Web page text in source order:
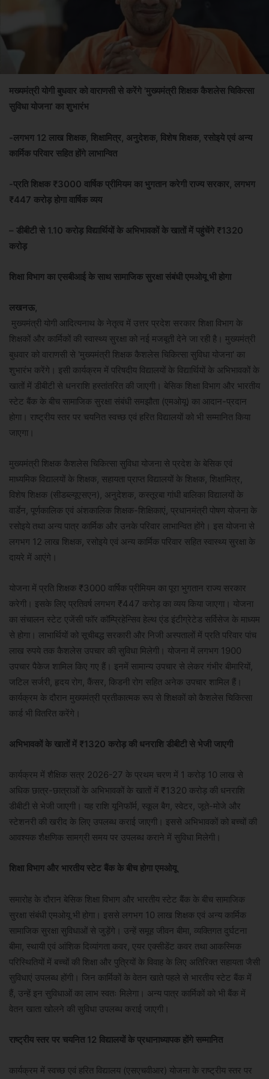
मख्यमंत्री योगी बुधवार को वाराणसी से करेंगे 'मुख्यमंत्री शिक्षक कैशलेस चिकित्सा
सुविधा योजना' का शुभारंभ
-लगभग 12 लाख शिक्षक, शिक्षामित्र, अनुदेशक, विशेष शिक्षक, रसोइये एवं अन्य
कार्मिक परिवार सहित होंगे लाभान्वित
-प्रति शिक्षक ₹3000 वार्षिक प्रीमियम का भुगतान करेगी राज्य सरकार, लगभग
₹447 करोड़ होगा वार्षिक व्यय
– डीबीटी से 1.10 करोड़ विद्यार्थियों के अभिभावकों के खातों में पहुंचेंगे ₹1320
करोड़
शिक्षा विभाग का एसबीआई के साथ सामाजिक सुरक्षा संबंधी एमओयू भी होगा
लखनऊ,
मुख्यमंत्री योगी आदित्यनाथ के नेतृत्व में उत्तर प्रदेश सरकार शिक्षा विभाग के
शिक्षकों और कार्मिकों की स्वास्थ्य सुरक्षा को नई मजबूती देने जा रही है। मुख्यमंत्री
बुधवार को वाराणसी से 'मुख्यमंत्री शिक्षक कैशलेस चिकित्सा सुविधा योजना' का
शुभारंभ करेंगे। इसी कार्यक्रम में परिषदीय विद्यालयों के विद्यार्थियों के अभिभावकों के
खातों में डीबीटी से धनराशि हस्तांतरित की जाएगी। बेसिक शिक्षा विभाग और भारतीय
स्टेट बैंक के बीच सामाजिक सुरक्षा संबंधी समझौता (एमओयू) का आदान-प्रदान
होगा। राष्ट्रीय स्तर पर चयनित स्वच्छ एवं हरित विद्यालयों को भी सम्मानित किया
जाएगा।
मुख्यमंत्री शिक्षक कैशलेस चिकित्सा सुविधा योजना से प्रदेश के बेसिक एवं
माध्यमिक विद्यालयों के शिक्षक, सहायता प्राप्त विद्यालयों के शिक्षक, शिक्षामित्र,
विशेष शिक्षक (सीडब्ल्यूएसएन), अनुदेशक, कस्तूरबा गांधी बालिका विद्यालयों के
वार्डेन, पूर्णकालिक एवं अंशकालिक शिक्षक-शिक्षिकाएं, प्रधानमंत्री पोषण योजना के
रसोइये तथा अन्य पात्र कार्मिक और उनके परिवार लाभान्वित होंगे। इस योजना से
लगभग 12 लाख शिक्षक, रसोइये एवं अन्य कार्मिक परिवार सहित स्वास्थ्य सुरक्षा के
दायरे में आएंगे।
योजना में प्रति शिक्षक ₹3000 वार्षिक प्रीमियम का पूरा भुगतान राज्य सरकार
करेगी। इसके लिए प्रतिवर्ष लगभग ₹447 करोड़ का व्यय किया जाएगा। योजना
का संचालन स्टेट एजेंसी फॉर कॉम्प्रिहेन्सिव हेल्थ एंड इंटीग्रेटेड सर्विसेज के माध्यम
से होगा। लाभार्थियों को सूचीबद्ध सरकारी और निजी अस्पतालों में प्रति परिवार पांच
लाख रुपये तक कैशलेस उपचार की सुविधा मिलेगी। योजना में लगभग 1900
उपचार पैकेज शामिल किए गए हैं। इनमें सामान्य उपचार से लेकर गंभीर बीमारियों,
जटिल सर्जरी, हृदय रोग, कैंसर, किडनी रोग सहित अनेक उपचार शामिल हैं।
कार्यक्रम के दौरान मुख्यमंत्री प्रतीकात्मक रूप से शिक्षकों को कैशलेस चिकित्सा
कार्ड भी वितरित करेंगे।
अभिभावकों के खातों में ₹1320 करोड़ की धनराशि डीबीटी से भेजी जाएगी
कार्यक्रम में शैक्षिक सत्र 2026-27 के प्रथम चरण में 1 करोड़ 10 लाख से
अधिक छात्र-छात्राओं के अभिभावकों के खातों में ₹1320 करोड़ की धनराशि
डीबीटी से भेजी जाएगी। यह राशि यूनिफॉर्म, स्कूल बैग, स्वेटर, जूते-मोजे और
स्टेशनरी की खरीद के लिए उपलब्ध कराई जाएगी। इससे अभिभावकों को बच्चों की
आवश्यक शैक्षणिक सामग्री समय पर उपलब्ध कराने में सुविधा मिलेगी।
शिक्षा विभाग और भारतीय स्टेट बैंक के बीच होगा एमओयू
समारोह के दौरान बेसिक शिक्षा विभाग और भारतीय स्टेट बैंक के बीच सामाजिक
सुरक्षा संबंधी एमओयू भी होगा। इससे लगभग 10 लाख शिक्षक एवं अन्य कार्मिक
सामाजिक सुरक्षा सुविधाओं से जुड़ेंगे। उन्हें समूह जीवन बीमा, व्यक्तिगत दुर्घटना
बीमा, स्थायी एवं आंशिक दिव्यांगता कवर, एयर एक्सीडेंट कवर तथा आकस्मिक
परिस्थितियों में बच्चों की शिक्षा और पुत्रियों के विवाह के लिए अतिरिक्त सहायता जैसी
सुविधाएं उपलब्ध होंगी। जिन कार्मिकों के वेतन खाते पहले से भारतीय स्टेट बैंक में
हैं, उन्हें इन सुविधाओं का लाभ स्वतः मिलेगा। अन्य पात्र कार्मिकों को भी बैंक में
वेतन खाता खोलने की सुविधा उपलब्ध कराई जाएगी।
राष्ट्रीय स्तर पर चयनित 12 विद्यालयों के प्रधानाध्यापक होंगे सम्मानित
कार्यक्रम में स्वच्छ एवं हरित विद्यालय (एसएचवीआर) योजना के राष्ट्रीय स्तर पर